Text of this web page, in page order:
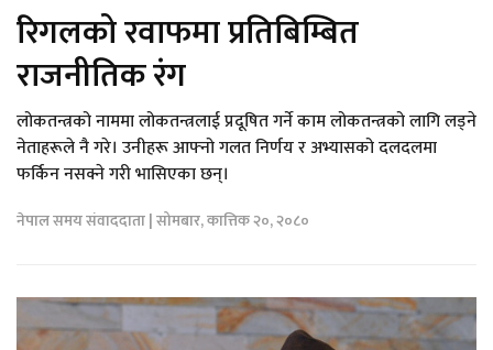
रिगलको रवाफमा प्रतिबिम्बित
राजनीतिक रंग
लोकतन्त्रको नाममा लोकतन्त्रलाई प्रदूषित गर्ने काम लोकतन्त्रको लागि लड्ने
नेताहरूले नै गरे। उनीहरू आफ्नो गलत निर्णय र अभ्यासको दलदलमा
फर्किन नसक्ने गरी भासिएका छन्।
नेपाल समय संवाददाता | सोमबार, कात्तिक २०, २०८०